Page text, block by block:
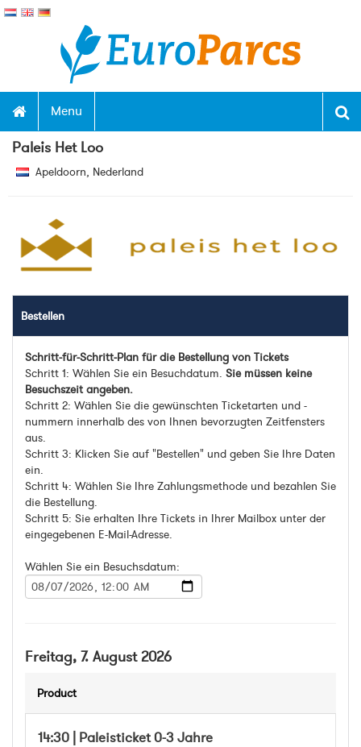
Menu
Paleis Het Loo
Apeldoorn, Nederland
Bestellen
Schritt-für-Schritt-Plan für die Bestellung von Tickets
Schritt 1: Wählen Sie ein Besuchdatum. Sie müssen keine
Besuchszeit angeben.
Schritt 2: Wählen Sie die gewünschten Ticketarten und -
nummern innerhalb des von Ihnen bevorzugten Zeitfensters
aus.
Schritt 3: Klicken Sie auf "Bestellen" und geben Sie Ihre Daten
ein.
Schritt 4: Wählen Sie Ihre Zahlungsmethode und bezahlen Sie
die Bestellung.
Schritt 5: Sie erhalten Ihre Tickets in Ihrer Mailbox unter der
eingegebenen E-Mail-Adresse.
Wählen Sie ein Besuchsdatum:
Freitag, 7. August 2026
Product
14:30 | Paleisticket 0-3 Jahre